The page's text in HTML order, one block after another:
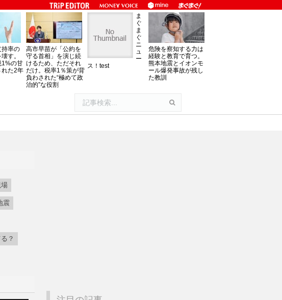
持率の
す。
1%の甘
れた2年
高市早苗が「公約を
守る首相」を演じ続
けるため、ただそれ
だけ。税率1％策が背
負わされた“極めて政
治的”な役割
ま
ぐ
ま
ぐ
ニ
ュ
ー
ス！test
危険を察知する力は
経験と教育で育つ。
熊本地震とイオンモ
ール爆発事故が残し
た教訓
震
？